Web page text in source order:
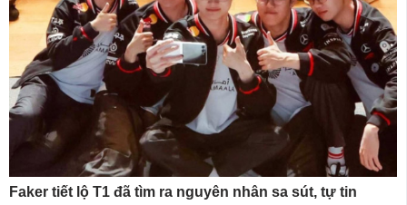
Faker tiết lộ T1 đã tìm ra nguyên nhân sa sút, tự tin